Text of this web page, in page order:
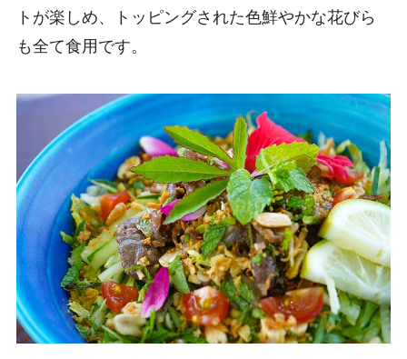
トが楽しめ、トッピングされた色鮮やかな花びら
も全て食用です。